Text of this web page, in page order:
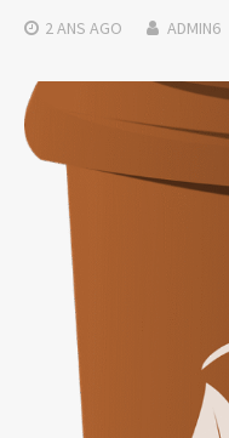
2 ANS AGO ADMIN6